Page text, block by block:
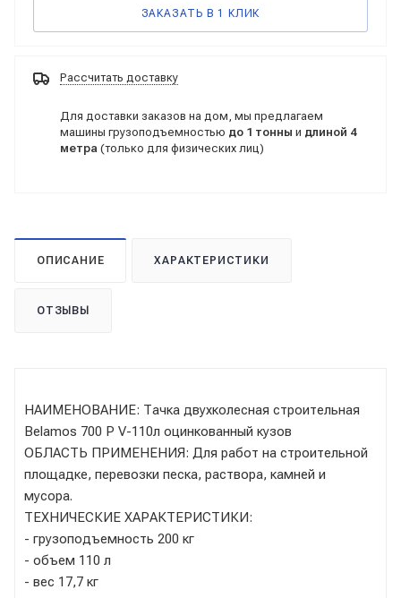
ЗАКАЗАТЬ В 1 КЛИК
Рассчитать доставку
Для доставки заказов на дом, мы предлагаем
машины грузоподъемностью до 1 тонны и длиной 4
метра (только для физических лиц)
ОПИСАНИЕ ХАРАКТЕРИСТИКИ
ОТЗЫВЫ
НАИМЕНОВАНИЕ: Тачка двухколесная строительная
Belamos 700 Р V-110л оцинкованный кузов
ОБЛАСТЬ ПРИМЕНЕНИЯ: Для работ на строительной
площадке, перевозки песка, раствора, камней и
мусора.
ТЕХНИЧЕСКИЕ ХАРАКТЕРИСТИКИ:
- грузоподъемность 200 кг
- объем 110 л
- вес 17,7 кг